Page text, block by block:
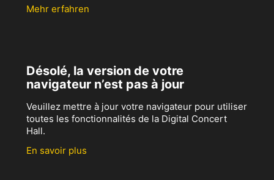
Mehr erfahren
Désolé, la version de votre
navigateur n’est pas à jour
Veuillez mettre à jour votre navigateur pour utiliser
toutes les fonctionnalités de la Digital Concert
Hall.
En savoir plus